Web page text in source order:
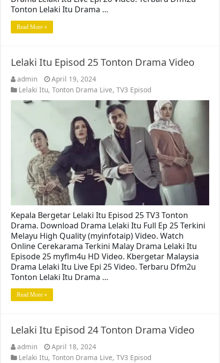
Tonton Lelaki Itu Drama …
Read More »
Lelaki Itu Episod 25 Tonton Drama Video
admin
April 19, 2024
Lelaki Itu,Tonton Drama Live,TV3 Episod
Kepala Bergetar Lelaki Itu Episod 25 TV3 Tonton
Drama. Download Drama Lelaki Itu Full Ep 25 Terkini
Melayu High Quality (myinfotaip) Video. Watch
Online Cerekarama Terkini Malay Drama Lelaki Itu
Episode 25 myflm4u HD Video. Kbergetar Malaysia
Drama Lelaki Itu Live Epi 25 Video. Terbaru Dfm2u
Tonton Lelaki Itu Drama …
Read More »
Lelaki Itu Episod 24 Tonton Drama Video
admin
April 18, 2024
Lelaki Itu,Tonton Drama Live,TV3 Episod